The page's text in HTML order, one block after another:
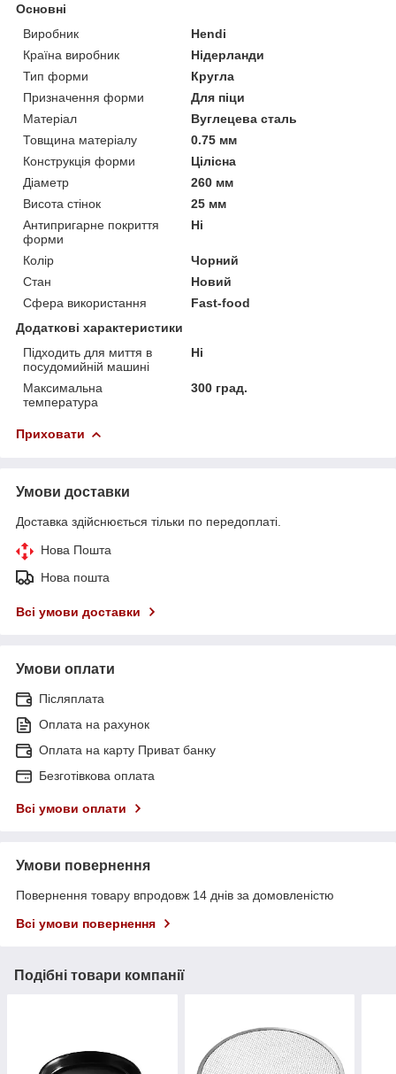
Основні
Виробник
Hendi
Країна виробник
Нідерланди
Тип форми
Кругла
Призначення форми
Для піци
Матеріал
Вуглецева сталь
Товщина матеріалу
0.75 мм
Конструкція форми
Цілісна
Діаметр
260 мм
Висота стінок
25 мм
Антипригарне покриття
форми
Ні
Колір
Чорний
Стан
Новий
Сфера використання
Fast-food
Додаткові характеристики
Підходить для миття в
посудомийній машині
Ні
Максимальна
температура
300 град.
Приховати
Умови доставки
Доставка здійснюється тільки по передоплаті.
Нова Пошта
Нова пошта
Всі умови доставки
Умови оплати
Післяплата
Оплата на рахунок
Оплата на карту Приват банку
Безготівкова оплата
Всі умови оплати
Умови повернення
Повернення товару впродовж 14 днів за домовленістю
Всі умови повернення
Подібні товари компанії